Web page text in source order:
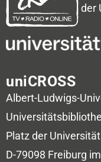
der
uniCROSS
Albert-Ludwigs-
Platz der
D-79098 Freiburg